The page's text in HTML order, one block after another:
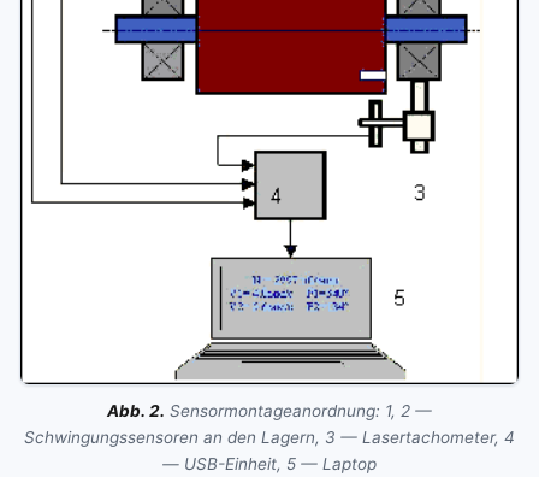
Abb. 2. Sensormontageanordnung: 1, 2 —
Schwingungssensoren an den Lagern, 3 — Lasertachometer, 4
— USB-Einheit, 5 — Laptop